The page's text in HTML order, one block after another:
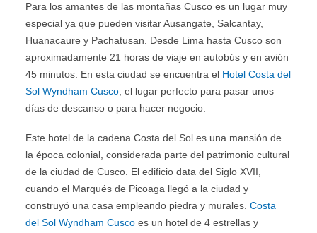
Para los amantes de las montañas Cusco es un lugar muy
especial ya que pueden visitar Ausangate, Salcantay,
Huanacaure y Pachatusan. Desde Lima hasta Cusco son
aproximadamente 21 horas de viaje en autobús y en avión
45 minutos. En esta ciudad se encuentra el Hotel Costa del
Sol Wyndham Cusco , el lugar perfecto para pasar unos
días de descanso o para hacer negocio.
Este hotel de la cadena Costa del Sol es una mansión de
la época colonial, considerada parte del patrimonio cultural
de la ciudad de Cusco. El edificio data del Siglo XVII,
cuando el Marqués de Picoaga llegó a la ciudad y
construyó una casa empleando piedra y murales. Costa
del Sol Wyndham Cusco es un hotel de 4 estrellas y